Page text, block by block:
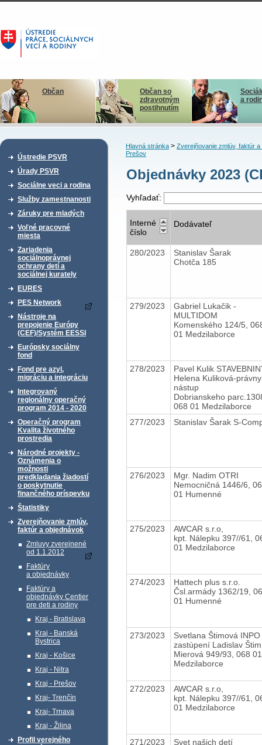
Občan
Občan so
zdravotným
postihnutím
a
Ústredie PSVR
Úrady PSVR
Sociálne veci a rodina
Služby zamestnanosti
Záruky pre mladých
Voľné pracovné
miesta
Zariadenia
sociálnoprávnej
ochrany detí a
sociálnej kurately
EURES
PES Network
Nástroje na
prepojenie Európy
(CEF)/Systém EESSI
Európsky sociálny
fond
Fond pre azyl,
migráciu a integráciu
Integrovaný
regionálny operačný
program 2014 - 2020
Operačný program
Kvalita životného
prostredia
Národné projekty -
Oznámenia o
možnosti
predkladania žiadostí
o poskytnutie
finančného príspevku
Štatistiky
Zverejňovanie zmlúv,
faktúr a objednávok
Zmluvy zverejnené
od 1.1.2012
Faktúry
a objednávky
Faktúry a
objednávky Centier
pre deti a rodiny
Kraj - Bratislava
Kraj - Banská
Bystrica
Kraj - Košice
Kraj - Nitra
Kraj - Prešov
Kraj- Trenčín
Kraj- Trnava
Kraj - Žilina
Profil verejného
Hlavná stránka> Zverejňovanie zmlúv, faktúr a
Prešov
Objednávky 2023
Vyhľadať:
Interné
číslo
Dodávateľ
280/2023
Stanislav Šarak
Chotča 185
279/2023
Gabriel Lukačik -
MULTIDOM
Komenského 124/5,
01 Medzilaborce
278/2023
Pavel Kulik
Helena Kuliková-právny
nástup
Dobrianskeho
068 01 Medzilaborce
277/2023
Stanislav Šarak S-
276/2023
Mgr. Nadim OTRI
Nemocničná 1446/6,
01 Humenné
275/2023
AWCAR s.r.o,
kpt. Nálepku 397//61,
01 Medzilaborce
274/2023
Hattech plus s.r.o.
Čsl.armády 1362/19,
01 Humenné
273/2023
Svetlana Štimová INPO
zastúpení Ladislav
Mierová 949/93, 068 01
Medzilaborce
272/2023
AWCAR s.r.o,
kpt. Nálepku 397//61,
01 Medzilaborce
271/2023
Svet našich detí